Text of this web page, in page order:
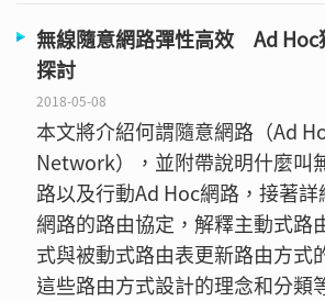
無線隨意網路彈性高效 Ad Hoc
探討
2018-05-08
本文將介紹何謂隨意網路（Ad
Network），並附帶說明什麼叫
路以及行動Ad Hoc網路，接著
網路的路由協定，解釋主動式路
式與被動式路由表更新路由方式
這些路由方式設計的理念和分類